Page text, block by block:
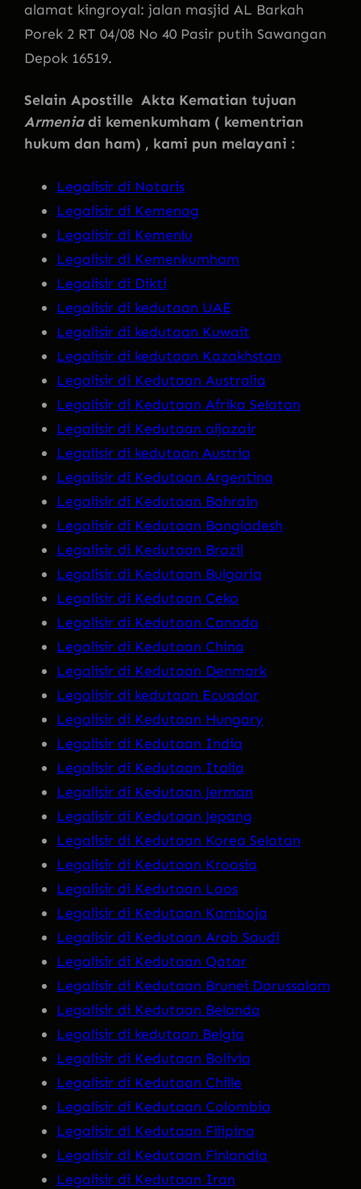
alamat kingroyal: jalan masjid AL Barkah
Porek 2 RT 04/08 No 40 Pasir putih Sawangan
Depok 16519.
Selain Apostille Akta Kematian tujuan
Armeniadi kemenkumham ( kementrian
hukum dan ham) , kami pun melayani :
Legalisir di Notaris
Legalisir di Kemenag
Legalisir di Kemenlu
Legalisir di Kemenkumham
Legalisir di Dikti
Legalisir di kedutaan UAE
Legalisir di kedutaan Kuwait
Legalisir di kedutaan Kazakhstan
Legalisir di Kedutaan Australia
Legalisir di Kedutaan Afrika Selatan
Legalisir di Kedutaan aljazair
Legalisir di kedutaan Austria
Legalisir di Kedutaan Argentina
Legalisir di Kedutaan Bahrain
Legalisir di Kedutaan Bangladesh
Legalisir di Kedutaan Brazil
Legalisir di Kedutaan Bulgaria
Legalisir di Kedutaan Ceko
Legalisir di Kedutaan Canada
Legalisir di Kedutaan China
Legalisir di Kedutaan Denmark
Legalisir di kedutaan Ecuador
Legalisir di Kedutaan Hungary
Legalisir di Kedutaan India
Legalisir di Kedutaan Italia
Legalisir di Kedutaan Jerman
Legalisir di Kedutaan Jepang
Legalisir di Kedutaan Korea Selatan
Legalisir di Kedutaan Kroasia
Legalisir di Kedutaan Laos
Legalisir di Kedutaan Kamboja
Legalisir di Kedutaan Arab Saudi
Legalisir di Kedutaan Qatar
Legalisir di Kedutaan Brunei Darussalam
Legalisir di Kedutaan Belanda
Legalisir di kedutaan Belgia
Legalisir di Kedutaan Bolivia
Legalisir di Kedutaan Chille
Legalisir di Kedutaan Colombia
Legalisir di Kedutaan Filipina
Legalisir di Kedutaan Finlandia
Legalisir di Kedutaan Iran